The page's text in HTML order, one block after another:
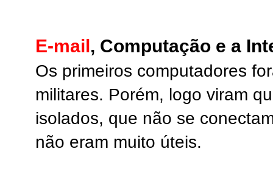
E-mail , Computação e a
Os primeiros computadores
militares. Porém, logo viram
isolados, que não se
não eram muito úteis.